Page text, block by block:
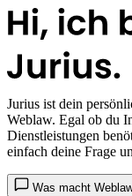
Jurius ist dein
Weblaw. Egal ob du
Dienstleistungen
einfach deine Frage
Was macht